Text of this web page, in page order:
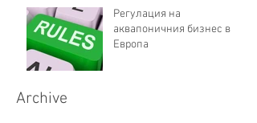
Регулация на
аквапоничния бизнес в
Европа
Archive